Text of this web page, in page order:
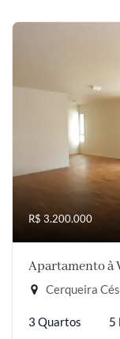
R$ 3.200.000
Apartamento à
Cerqueira
3 Quartos 5